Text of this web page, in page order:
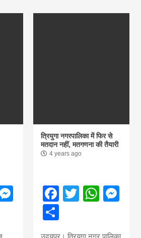
Messenger
त्रियुगा नगरपालिका में फिर से
मतदान नहीं, मतगणना की तैयारी
4 years ago
Facebook
Twitter
Share
उदयपुर। त्रियुगा नगर पालिका